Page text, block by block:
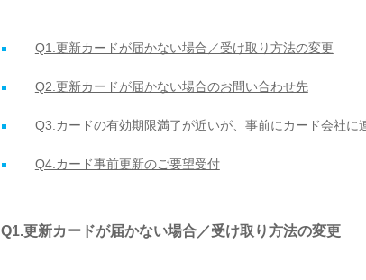
Q1.更新カードが届かない場合／受け取り方法の変更
Q2.更新カードが届かない場合のお問い合わせ先
Q3.カードの有効期限満了が近いが、事前にカード会社に
Q4.カード事前更新のご要望受付
Q1.更新カードが届かない場合／受け取り方法の変更